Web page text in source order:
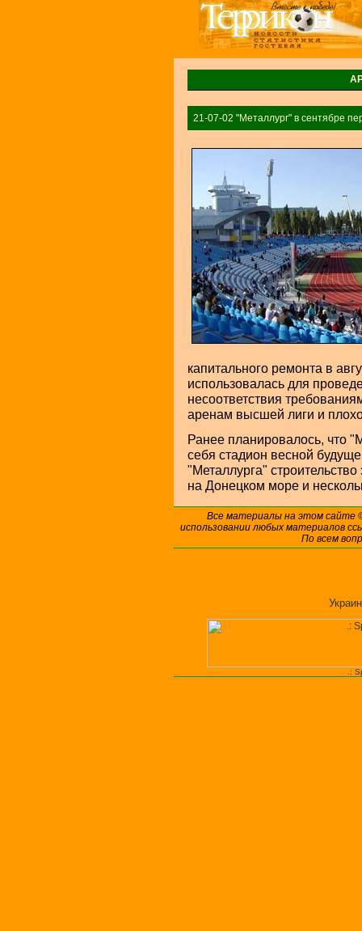
21-07-02 "Металлург" в сентябре
капитального ремонта в
использовалась для
несоответствия
аренам высшей лиги и
Ранее планировалось, что
себя стадион весной
"Металлурга"
на Донецком море и
Все материалы на этом сайте
использовании любых материалов
По всем
.: